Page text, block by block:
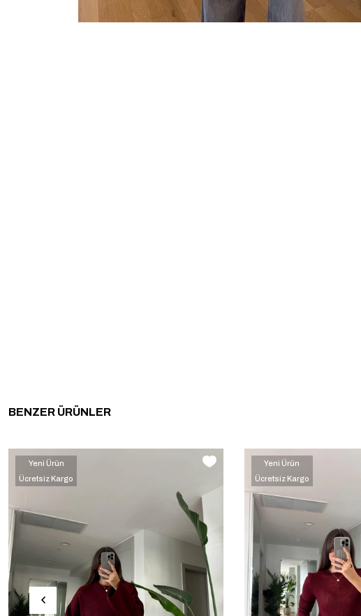
BENZER ÜRÜNLER
‹
›
Yeni Ürün
Ücretsiz Kargo
‹
›
Yeni Ürün
Ücretsiz Kargo